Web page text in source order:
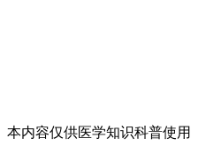
本内容仅供医学知识科普使用